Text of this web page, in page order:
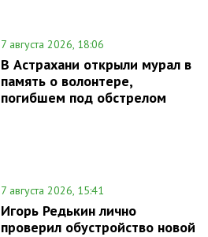
7 августа 2026, 18:06
В Астрахани открыли мурал в
память о волонтере,
погибшем под обстрелом
7 августа 2026, 15:41
Игорь Редькин лично
проверил обустройство новой